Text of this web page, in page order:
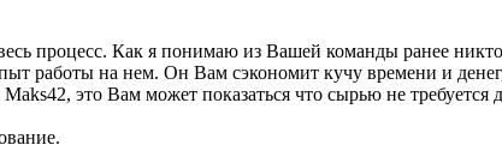
процесс. Как я понимаю из Вашей команды ранее
работы на нем. Он Вам сэкономит кучу времени и
это Вам может показаться что сырью не